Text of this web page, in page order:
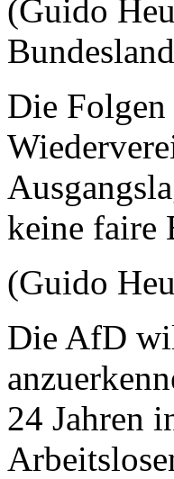
(Guido
Die
keine faire
(Guido
Die AfD
24 Jahren